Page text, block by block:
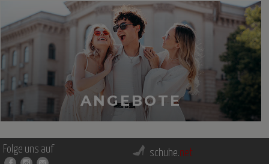
ANGEBOTE
Folge uns auf schuhe.net